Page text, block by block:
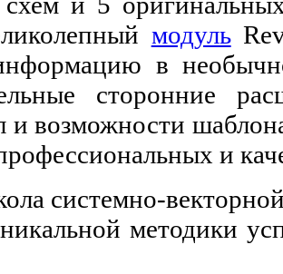
модуль
в
сторонние
и возможности
и
системно-
методики